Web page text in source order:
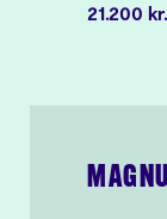
21.200 kr.